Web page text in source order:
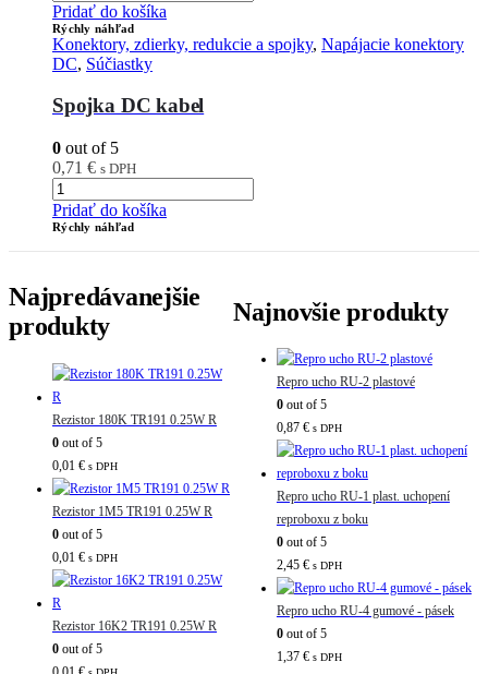
Pridať do košíka
Rýchly náhľad
Konektory, zdierky, redukcie a spojky, Napájacie konektory
DC, Súčiastky
Spojka DC kabel
0 out of 5
0,71 € s DPH
Pridať do košíka
Rýchly náhľad
Najpredávanejšie
produkty
Rezistor 180K TR191 0.25W R
0 out of 5
0,01 € s DPH
Rezistor 1M5 TR191 0.25W R
0 out of 5
0,01 € s DPH
Rezistor 16K2 TR191 0.25W R
0 out of 5
Najnovšie produkty
Repro ucho RU-2 plastové
0out of 5
0,87 € s DPH
Repro ucho RU-1 plast. uchopení
reproboxu z boku
0out of 5
2,45 € s DPH
Repro ucho RU-4 gumové - pásek
0out of 5
1,37 € s DPH